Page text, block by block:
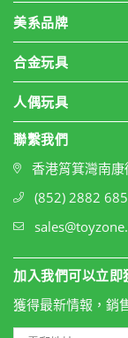
美系品牌
合金玩具
人偶玩具
聯繫我們
香港筲箕灣南
(852) 2882
加入我們可以立即
獲得最新情報，銷